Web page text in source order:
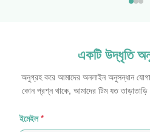
একটি উদ্ধৃতি
অনুগ্রহ করে আমাদের অনলাইন অনুসন্ধান
কোন প্রশ্ন থাকে, আমাদের টিম যত
ইমেইল *